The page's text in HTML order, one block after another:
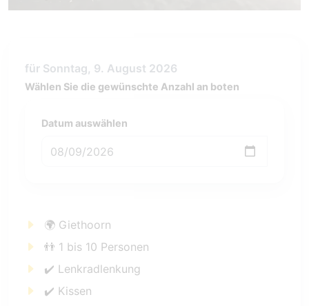
für Sonntag, 9. August 2026
Wählen Sie die gewünschte Anzahl an boten
Datum auswählen
🌍 Giethoorn
👬 1 bis 10 Personen
✔️ Lenkradlenkung
✔️ Kissen